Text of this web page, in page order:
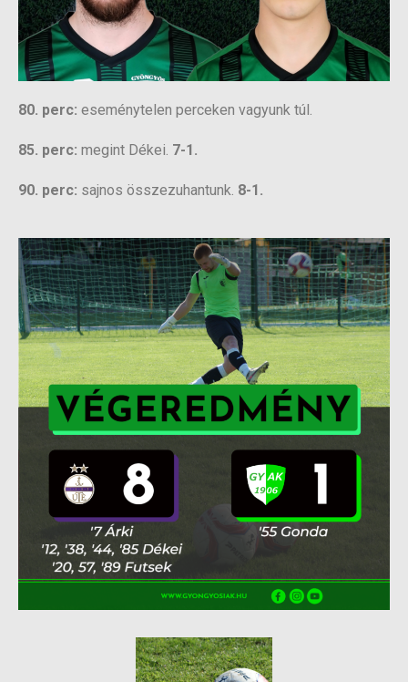
80. perc: eseménytelen perceken vagyunk túl.
85. perc: megint Dékei. 7-1.
90. perc: sajnos összezuhantunk. 8-1.